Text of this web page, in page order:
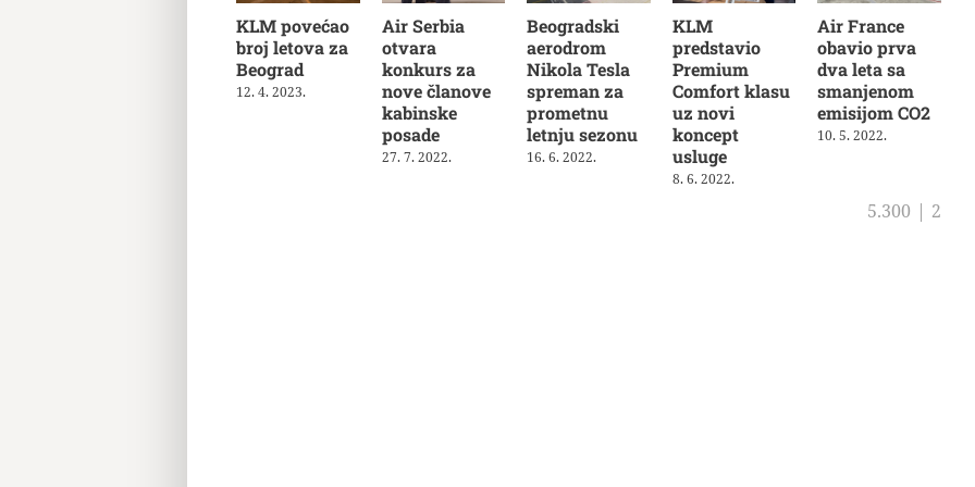
KLM povećao
broj letova za
Beograd
12. 4. 2023.
Air Serbia
otvara
konkurs za
nove članove
kabinske
posade
27. 7. 2022.
Beogradski
aerodrom
Nikola Tesla
spreman za
prometnu
letnju sezonu
16. 6. 2022.
KLM
predstavio
Premium
Comfort klasu
uz novi
koncept
usluge
8. 6. 2022.
Air France
obavio prva
dva leta sa
smanjenom
emisijom CO2
10. 5. 2022.
5.300 | 2